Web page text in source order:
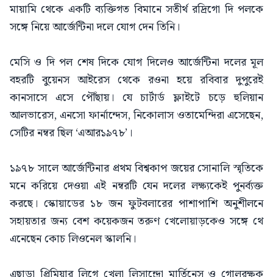
মায়ামি থেকে একটি ব্যক্তিগত বিমানে সতীর্থ রদ্রিগো দি পলকে
সঙ্গে নিয়ে আর্জেন্টিনা দলে যোগ দেন তিনি।
মেসি ও দি পল শেষ দিকে যোগ দিলেও আর্জেন্টিনা দলের মূল
বহরটি বুয়েনস আইরেস থেকে রওনা হয়ে রবিবার দুপুরেই
কানসাসে এসে পৌঁছায়। যে চার্টার্ড ফ্লাইটে চড়ে হুলিয়ান
আলভারেস, এনসো ফার্নান্দেস, নিকোলাস ওতামেন্দিরা এসেছেন,
সেটির নম্বর ছিল ‘এআর১৯৭৮’।
১৯৭৮ সালে আর্জেন্টিনার প্রথম বিশ্বকাপ জয়ের সোনালি স্মৃতিকে
মনে করিয়ে দেওয়া এই নম্বরটি যেন দলের লক্ষ্যকেই পুনর্ব্যক্ত
করছে। স্কোয়াডের ১৮ জন ফুটবলারের পাশাপাশি অনুশীলনে
সহায়তার জন্য বেশ কয়েকজন তরুণ খেলোয়াড়কেও সঙ্গে থে
এনেছেন কোচ লিওনেল স্কালনি।